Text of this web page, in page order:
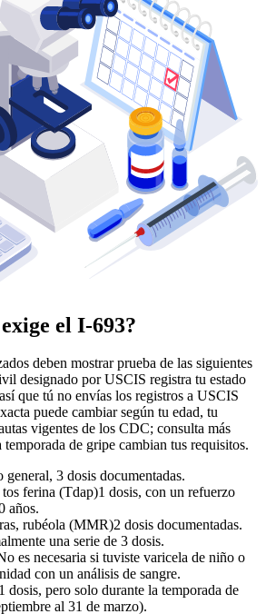
el I-693?
deben mostrar prueba de las siguientes
designado por USCIS registra tu estado
que tú no envías los registros a USCIS
puede cambiar según tu edad, tu
vigentes de los CDC; consulta más
de gripe cambian tus requisitos.
general, 3 dosis documentadas.
ferina (Tdap)1 dosis, con un refuerzo
años.
rubéola (MMR)2 dosis documentadas.
una serie de 3 dosis.
es necesaria si tuviste varicela de niño o
con un análisis de sangre.
1 dosis, pero solo durante la temporada de
al 31 de marzo).